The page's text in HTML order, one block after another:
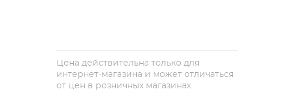
Цена действительна только для
интернет-магазина и может отличаться
от цен в розничных магазинах.